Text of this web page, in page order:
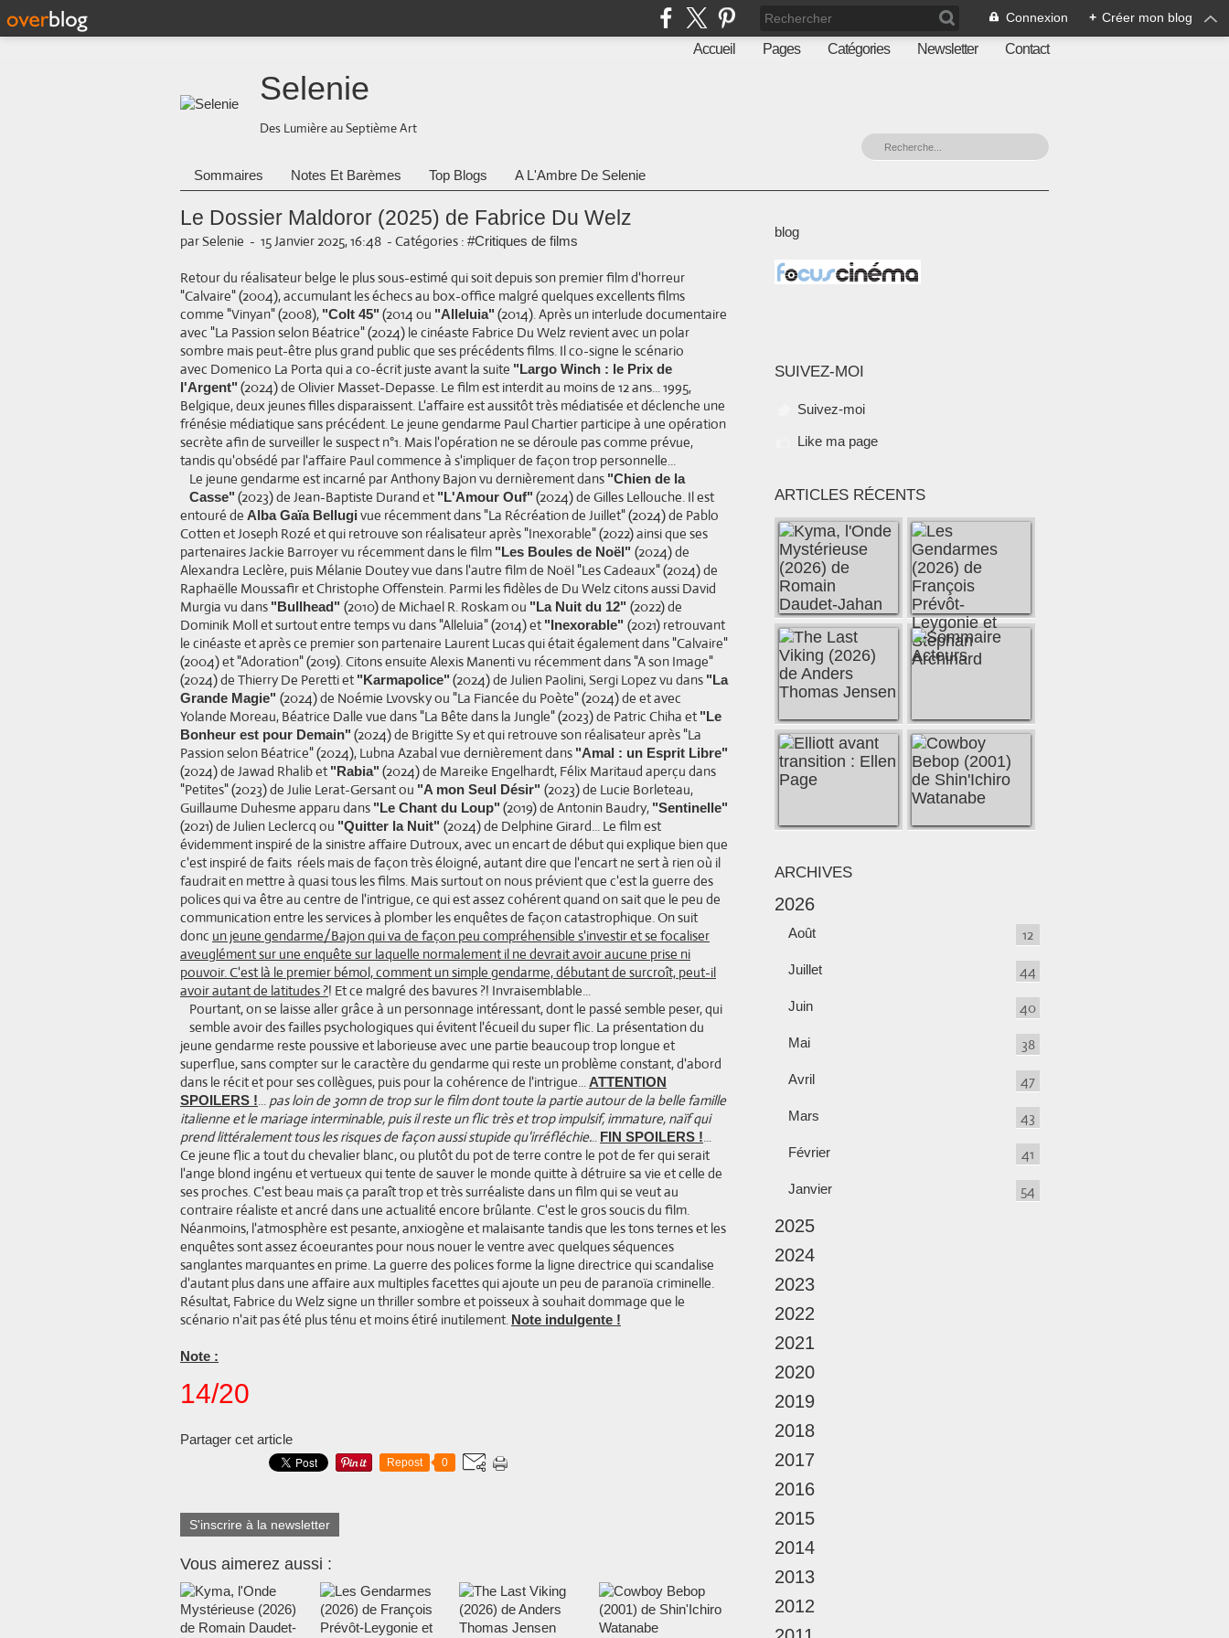
Connexion + Créer mon blog
Accueil Pages Catégories Newsletter Contact
Selenie
Des Lumière au Septième Art
Sommaires Notes Et Barèmes Top Blogs A L'Ambre De Selenie
Le Dossier Maldoror (2025) de Fabrice Du Welz
par Selenie - 15 Janvier 2025, 16:48 - Catégories : #Critiques de films
Retour du réalisateur belge le plus sous-estimé qui soit depuis son premier film d'horreur
"Calvaire" (2004), accumulant les échecs au box-office malgré quelques excellents films
comme "Vinyan" (2008), "Colt 45" (2014 ou "Alleluia" (2014). Après un interlude documentaire
avec "La Passion selon Béatrice" (2024) le cinéaste Fabrice Du Welz revient avec un polar
sombre mais peut-être plus grand public que ses précédents films. Il co-signe le scénario
avec Domenico La Porta qui a co-écrit juste avant la suite "Largo Winch : le Prix de
l'Argent" (2024) de Olivier Masset-Depasse. Le film est interdit au moins de 12 ans... 1995,
Belgique, deux jeunes filles disparaissent. L'affaire est aussitôt très médiatisée et déclenche une
frénésie médiatique sans précédent. Le jeune gendarme Paul Chartier participe à une opération
secrète afin de surveiller le suspect n°1. Mais l'opération ne se déroule pas comme prévue,
tandis qu'obsédé par l'affaire Paul commence à s'impliquer de façon trop personnelle...
Le jeune gendarme est incarné par Anthony Bajon vu dernièrement dans "Chien de la
Casse" (2023) de Jean-Baptiste Durand et "L'Amour Ouf" (2024) de Gilles Lellouche. Il est
entouré de Alba Gaïa Bellugi vue récemment dans "La Récréation de Juillet" (2024) de Pablo
Cotten et Joseph Rozé et qui retrouve son réalisateur après "Inexorable" (2022) ainsi que ses
partenaires Jackie Barroyer vu récemment dans le film "Les Boules de Noël" (2024) de
Alexandra Leclère, puis Mélanie Doutey vue dans l'autre film de Noël "Les Cadeaux" (2024) de
Raphaëlle Moussafir et Christophe Offenstein. Parmi les fidèles de Du Welz citons aussi David
Murgia vu dans "Bullhead" (2010) de Michael R. Roskam ou "La Nuit du 12" (2022) de
Dominik Moll et surtout entre temps vu dans "Alleluia" (2014) et "Inexorable" (2021) retrouvant
le cinéaste et après ce premier son partenaire Laurent Lucas qui était également dans "Calvaire"
(2004) et "Adoration" (2019). Citons ensuite Alexis Manenti vu récemment dans "A son Image"
(2024) de Thierry De Peretti et "Karmapolice" (2024) de Julien Paolini, Sergi Lopez vu dans "La
Grande Magie" (2024) de Noémie Lvovsky ou "La Fiancée du Poète" (2024) de et avec
Yolande Moreau, Béatrice Dalle vue dans "La Bête dans la Jungle" (2023) de Patric Chiha et "Le
Bonheur est pour Demain" (2024) de Brigitte Sy et qui retrouve son réalisateur après "La
Passion selon Béatrice" (2024), Lubna Azabal vue dernièrement dans "Amal : un Esprit Libre"
(2024) de Jawad Rhalib et "Rabia" (2024) de Mareike Engelhardt, Félix Maritaud aperçu dans
"Petites" (2023) de Julie Lerat-Gersant ou "A mon Seul Désir" (2023) de Lucie Borleteau,
Guillaume Duhesme apparu dans "Le Chant du Loup" (2019) de Antonin Baudry, "Sentinelle"
(2021) de Julien Leclercq ou "Quitter la Nuit" (2024) de Delphine Girard... Le film est
évidemment inspiré de la sinistre affaire Dutroux, avec un encart de début qui explique bien que
c'est inspiré de faits réels mais de façon très éloigné, autant dire que l'encart ne sert à rien où il
faudrait en mettre à quasi tous les films. Mais surtout on nous prévient que c'est la guerre des
polices qui va être au centre de l'intrigue, ce qui est assez cohérent quand on sait que le peu de
communication entre les services à plomber les enquêtes de façon catastrophique. On suit
donc un jeune gendarme/Bajon qui va de façon peu compréhensible s'investir et se focaliser
aveuglément sur une enquête sur laquelle normalement il ne devrait avoir aucune prise ni
pouvoir. C'est là le premier bémol, comment un simple gendarme, débutant de surcroît, peut-il
avoir autant de latitudes ?! Et ce malgré des bavures ?! Invraisemblable...
Pourtant, on se laisse aller grâce à un personnage intéressant, dont le passé semble peser, qui
semble avoir des failles psychologiques qui évitent l'écueil du super flic. La présentation du
jeune gendarme reste poussive et laborieuse avec une partie beaucoup trop longue et
superflue, sans compter sur le caractère du gendarme qui reste un problème constant, d'abord
dans le récit et pour ses collègues, puis pour la cohérence de l'intrigue... ATTENTION
SPOILERS !... pas loin de 30mn de trop sur le film dont toute la partie autour de la belle famille
italienne et le mariage interminable, puis il reste un flic très et trop impulsif, immature, naïf qui
prend littéralement tous les risques de façon aussi stupide qu'irréfléchie... FIN SPOILERS !...
Ce jeune flic a tout du chevalier blanc, ou plutôt du pot de terre contre le pot de fer qui serait
l'ange blond ingénu et vertueux qui tente de sauver le monde quitte à détruire sa vie et celle de
ses proches. C'est beau mais ça paraît trop et très surréaliste dans un film qui se veut au
contraire réaliste et ancré dans une actualité encore brûlante. C'est le gros soucis du film.
Néanmoins, l'atmosphère est pesante, anxiogène et malaisante tandis que les tons ternes et les
enquêtes sont assez écoeurantes pour nous nouer le ventre avec quelques séquences
sanglantes marquantes en prime. La guerre des polices forme la ligne directrice qui scandalise
d'autant plus dans une affaire aux multiples facettes qui ajoute un peu de paranoïa criminelle.
Résultat, Fabrice du Welz signe un thriller sombre et poisseux à souhait dommage que le
scénario n'ait pas été plus ténu et moins étiré inutilement. Note indulgente !
Note :
14/20
Partager cet article
Repost 0
S'inscrire à la newsletter
Vous aimerez aussi :
blog
SUIVEZ-MOI
Suivez-moi
Like ma page
ARTICLES RÉCENTS
ARCHIVES
2026
Août 12
Juillet 44
Juin 40
Mai 38
Avril 47
Mars 43
Février 41
Janvier 54
2025
2024
2023
2022
2021
2020
2019
2018
2017
2016
2015
2014
2013
2012